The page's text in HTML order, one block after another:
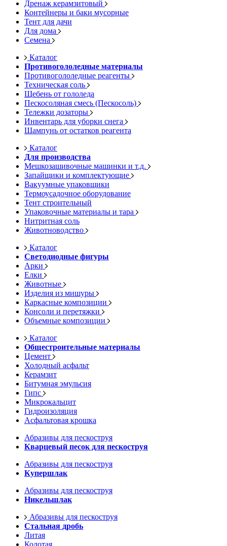
Дренаж керамзитовый
Контейнеры и баки мусорные
Тент для дачи
Для дома
Семена
Каталог
Противогололедные материалы
Противогололедные реагенты
Техническая соль
Щебень от гололеда
Пескосоляная смесь (Пескосоль)
Тележки дозаторы
Инвентарь для уборки снега
Шампунь от остатков реагента
Каталог
Для производства
Мешкозашивочные машинки и т.д.
Запайщики и комплектующие
Вакуумные упаковщики
Термоусадочное оборудование
Тент строительный
Упаковочные материалы и тара
Нитритная соль
Животноводство
Каталог
Светодиодные фигуры
Арки
Елки
Животные
Изделия из мишуры
Каркасные композиции
Консоли и перетяжки
Объемные композиции
Каталог
Общестроительные материалы
Цемент
Холодный асфальт
Керамзит
Битумная эмульсия
Гипс
Микрокальцит
Гидроизоляция
Асфальтовая крошка
Абразивы для пескоструя
Кварцевый песок для пескоструя
Абразивы для пескоструя
Купершлак
Абразивы для пескоструя
Никельшлак
Абразивы для пескоструя
Стальная дробь
Литая
Колотая